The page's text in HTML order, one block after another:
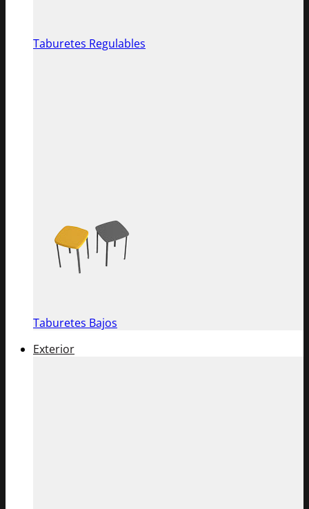
Taburetes Regulables
Taburetes Bajos
Exterior